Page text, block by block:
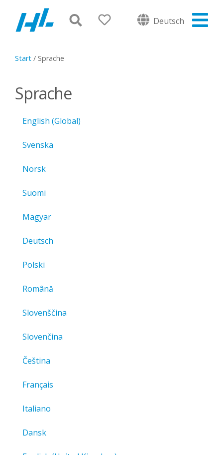
Deutsch
Start / Sprache
Sprache
English (Global)
Svenska
Norsk
Suomi
Magyar
Deutsch
Polski
Română
Slovenščina
Slovenčina
Čeština
Français
Italiano
Dansk